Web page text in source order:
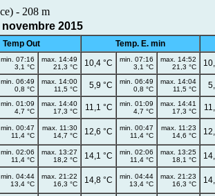
- 208 m
2015
Temp Out
Temp. E. min
min. 07:16
3,1 °C
max. 14:49
21,3 °C
10,4 °C
min. 07:16
3,1 °C
max. 14:52
21,3 °C
min. 06:49
0,8 °C
max. 14:00
11,5 °C
5,9 °C
min. 06:49
0,8 °C
max. 14:04
11,5 °C
min. 01:09
4,7 °C
max. 14:40
17,3 °C
11,1 °C
min. 01:09
4,7 °C
max. 14:41
17,3 °C
min. 00:47
11,4 °C
max. 11:30
14,7 °C
12,6 °C
min. 00:47
11,4 °C
max. 11:23
14,6 °C
min. 02:06
11,4 °C
max. 13:27
18,2 °C
14,1 °C
min. 02:06
11,4 °C
max. 13:25
18,1 °C
min. 04:44
13,4 °C
max. 21:22
16,3 °C
14,8 °C
min. 04:44
13,4 °C
max. 21:23
16,3 °C